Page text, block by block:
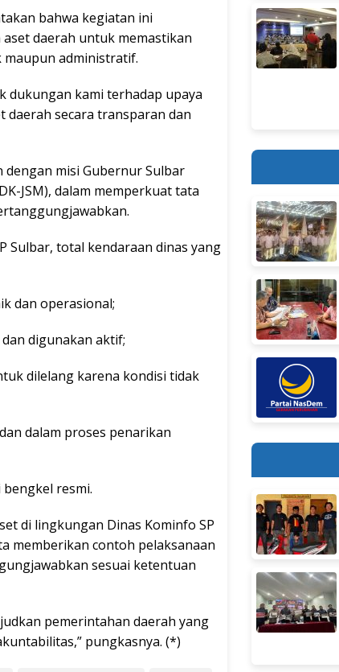
bahwa kegiatan ini
daerah untuk memastikan
maupun administratif.
dukungan kami terhadap upaya
daerah secara transparan dan
misi Gubernur Sulbar
JSM), dalam memperkuat tata
Sulbar, total kendaraan dinas yang
dan operasional;
digunakan aktif;
dilelang karena kondisi tidak
dalam proses penarikan
resmi.
di lingkungan Dinas Kominfo SP
memberikan contoh pelaksanaan
sesuai ketentuan
pemerintahan daerah yang
pungkasnya. (*)